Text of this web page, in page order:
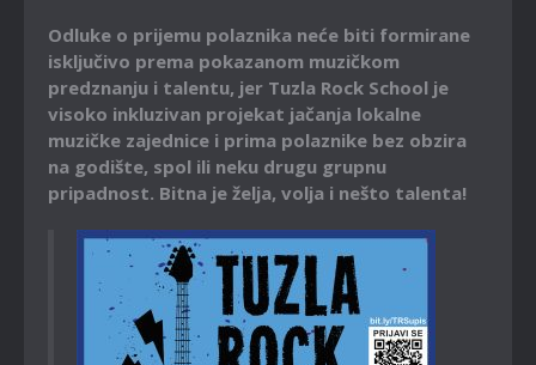
Odluke o prijemu polaznika neće biti formirane
isključivo prema pokazanom muzičkom
predznanju i talentu, jer Tuzla Rock School je
visoko inkluzivan projekat jačanja lokalne
muzičke zajednice i prima polaznike bez obzira
na godište, spol ili neku drugu grupnu
pripadnost. Bitna je želja, volja i nešto talenta!